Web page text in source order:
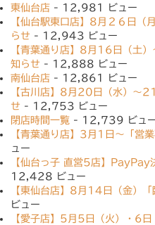
東仙台店 - 12,981 ビュー
【仙台駅東口店】8月２６日（
らせ - 12,943 ビュー
【青葉通り店】8月16日（土
知らせ - 12,888 ビュー
南仙台店 - 12,861 ビュー
【古川店】8月20日（水）〜
せ - 12,753 ビュー
閉店時間一覧 - 12,739 ビュ
【青葉通り店】3月1日〜「営
ュー
【仙台っ子 直営5店】PayPay
12,428 ビュー
【東仙台店】8月14日（金）「
ビュー
【愛子店】5月5日（火）・6